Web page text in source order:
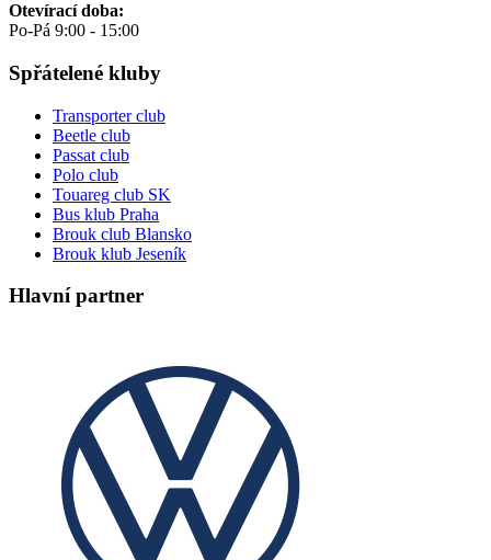
Otevírací doba:
Po-Pá 9:00 - 15:00
Spřátelené kluby
Transporter club
Beetle club
Passat club
Polo club
Touareg club SK
Bus klub Praha
Brouk club Blansko
Brouk klub Jeseník
Hlavní partner